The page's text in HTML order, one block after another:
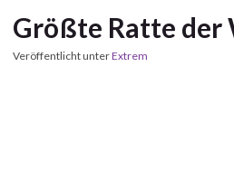
Größte Ratte der
Veröffentlicht unterExtrem